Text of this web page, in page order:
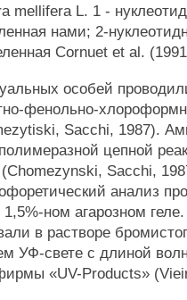
L. 1 -
нами; 2-
Cornuet et al.
особей
фенольно-
Sacchi, 1987).
цепной
Sacchi,
анализ
ном агарозном
в растворе
УФ-свете с длиной
«UV-Products»